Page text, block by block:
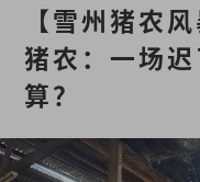
【雪州猪农
猪农：一场
算？